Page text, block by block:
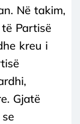
Në takim,
Partisë
kreu i
Gjatë